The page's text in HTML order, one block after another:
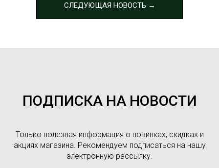
СЛЕДУЮЩАЯ НОВОСТЬ →
ПОДПИСКА НА НОВОСТИ
Только полезная информация о новинках, скидках и
акциях магазина. Рекомендуем подписаться на нашу
электронную рассылку.